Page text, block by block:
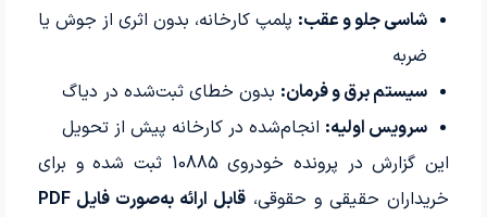
شاسی جلو و عقب: پلمپ کارخانه، بدون اثری از جوش یا
ضربه
سیستم برق و فرمان: بدون خطای ثبت‌شده در دیاگ
سرویس اولیه: انجام‌شده در کارخانه پیش از تحویل
این گزارش در پرونده خودروی 10885 ثبت شده و برای
خریداران حقیقی و حقوقی،
قابل ارائه به‌صورت فایل PDF